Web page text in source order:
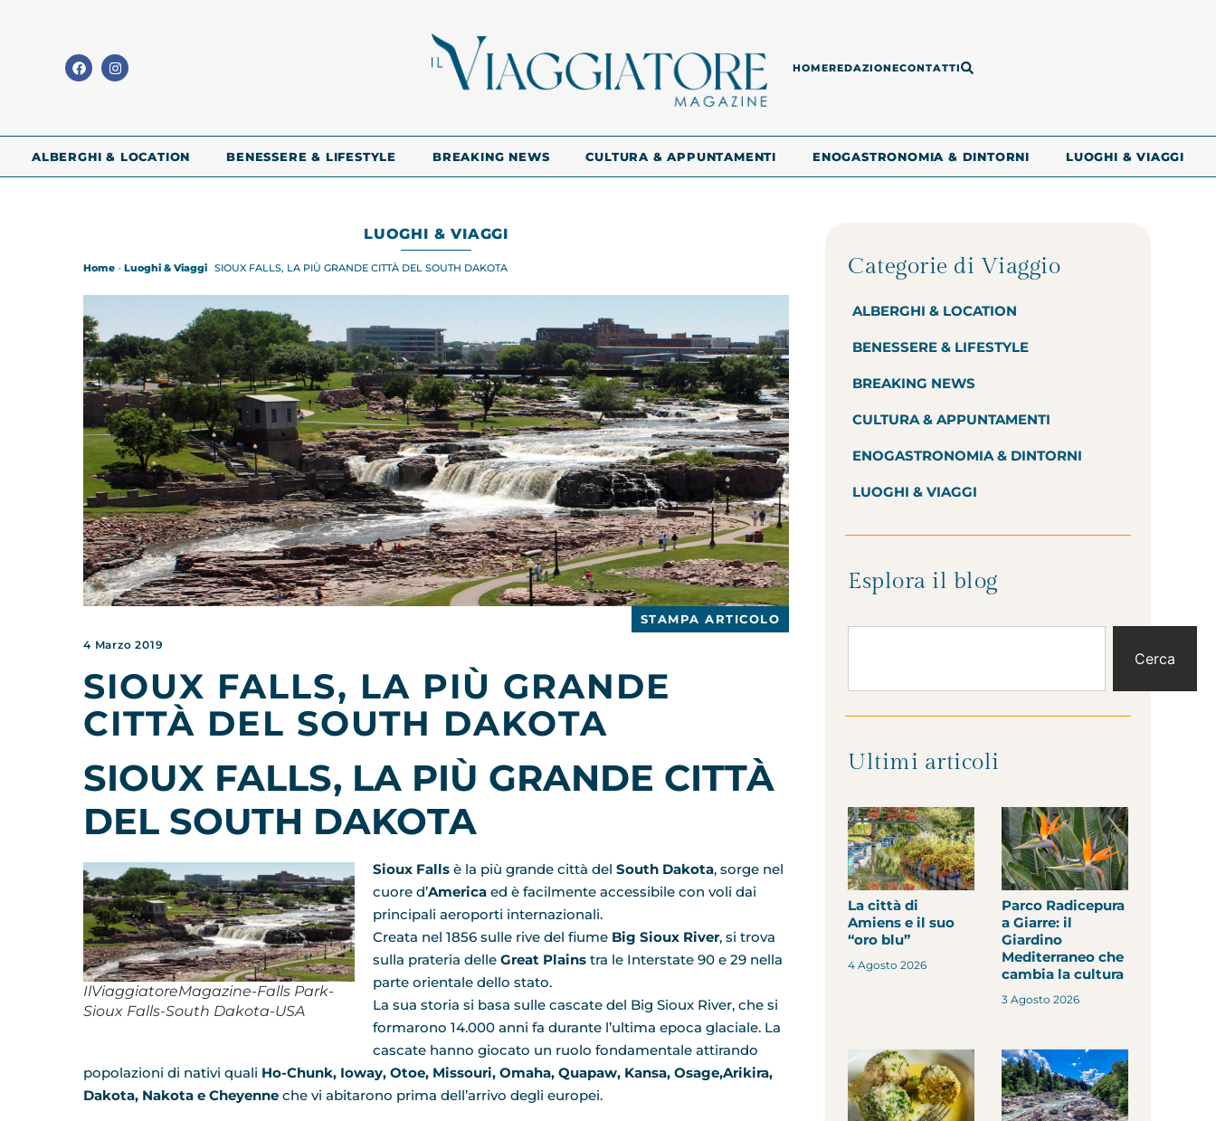
HOMEREDAZIONECONTATTI
ALBERGHI & LOCATION BENESSERE & LIFESTYLE BREAKING NEWS CULTURA & APPUNTAMENTI ENOGASTRONOMIA & DINTORNI LUOGHI & VIAGGI
LUOGHI & VIAGGI
Home - Luoghi & Viaggi SIOUX FALLS, LA PIÙ GRANDE CITTÀ DEL SOUTH DAKOTA
STAMPA ARTICOLO
4 Marzo 2019
SIOUX FALLS, LA PIÙ GRANDE
CITTÀ DEL SOUTH DAKOTA
SIOUX FALLS, LA PIÙ GRANDE CITTÀ
DEL SOUTH DAKOTA
IlViaggiatoreMagazine-Falls Park-
Sioux Falls-South Dakota-USA
Sioux Falls è la più grande città del South Dakota, sorge nel
cuore d’America ed è facilmente accessibile con voli dai
principali aeroporti internazionali.
Creata nel 1856 sulle rive del fiume Big Sioux River, si trova
sulla prateria delle Great Plains tra le Interstate 90 e 29 nella
parte orientale dello stato.
La sua storia si basa sulle cascate del Big Sioux River, che si
formarono 14.000 anni fa durante l’ultima epoca glaciale. La
cascate hanno giocato un ruolo fondamentale attirando
popolazioni di nativi quali Ho-Chunk, Ioway, Otoe, Missouri, Omaha, Quapaw, Kansa, Osage,Arikira,
Dakota, Nakota e Cheyenne che vi abitarono prima dell’arrivo degli europei.
Categorie di Viaggio
ALBERGHI & LOCATION
BENESSERE & LIFESTYLE
BREAKING NEWS
CULTURA & APPUNTAMENTI
ENOGASTRONOMIA & DINTORNI
LUOGHI & VIAGGI
Esplora il blog
Cerca
Ultimi articoli
La città di
Amiens e il suo
“oro blu”
4 Agosto 2026
Parco Radicepura
a Giarre: il
Giardino
Mediterraneo che
cambia la cultura
3 Agosto 2026